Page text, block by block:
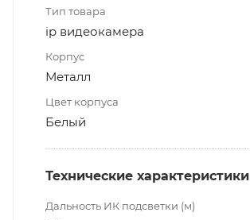
Тип товара
ip видеокамера
Корпус
Металл
Цвет корпуса
Белый
Технические характеристики
Дальность ИК подсветки (м)